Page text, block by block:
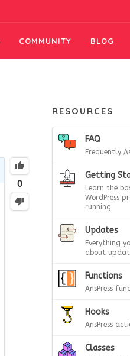
COMMUNITY BLOG
0
RESOURCES
FAQ
Frequently
Getting
Learn the
WordPress
running.
Updates
Everything
about
Functions
AnsPress
Hooks
AnsPress
Classes